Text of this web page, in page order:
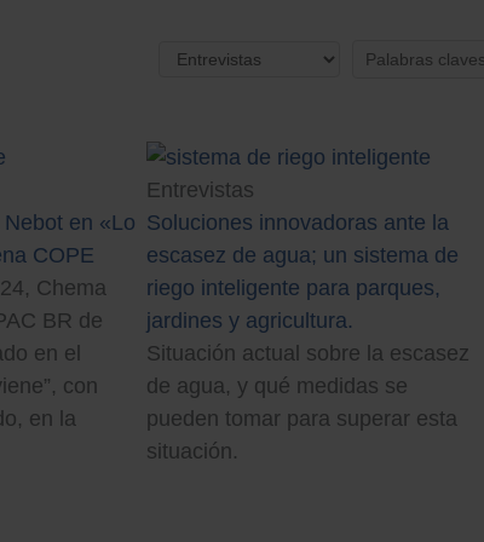
en «Lo
COPE
Chema
BR de
en el
con
en la
Entrevistas
Soluciones innovadoras ante la
escasez de agua; un sistema de
riego inteligente para parques,
jardines y agricultura.
Situación actual sobre la escasez
de agua, y qué medidas se
pueden tomar para superar esta
situación.